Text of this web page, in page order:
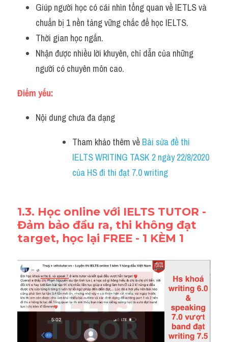
Giúp người học có cái nhìn tổng quan về IETLS và
chuẩn bị 1 nền tảng vững chắc để học IELTS.
Thời gian học ngắn.
Nhận được nhiều lời khuyên, chỉ dẫn của những
người có chuyên môn cao.
Điểm yếu:
Nội dung chưa đa dạng
Tham khảo thêm về Bài sửa đề thi
IELTS WRITING TASK 2 ngày 22/8/2020
của HS đi thi đạt 7.0 writing
1.3. Học online với IELTS TUTOR -
Đảm bảo đầu ra, thi không đạt
target, học lại FREE - 1 KÈM 1